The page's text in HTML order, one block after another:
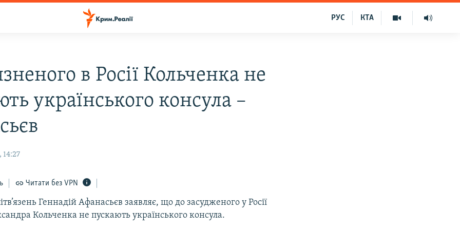
КТА
РУС
в Росії Кольченка не
українського консула –
14:27
Читати без VPN
Геннадій Афанасьєв заявляє, що до засудженого у Росії
Кольченка не пускають українського консула.